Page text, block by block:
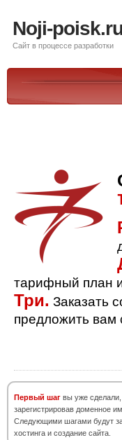
Noji-
Сайт в процессе разработки
тарифный план
Три. Заказать
предложить вам
Первый шаг вы уже сделали,
зарегистрировав доменное
Следующими шагами будут
хостинга и создание сайта.